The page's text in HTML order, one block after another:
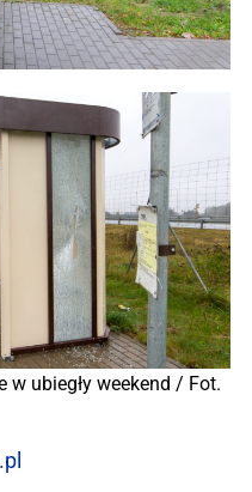
ubiegły weekend / Fot.